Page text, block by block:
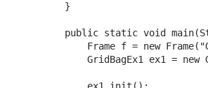
     }
public static void
Frame f = new
GridBagEx1 ex1 = new